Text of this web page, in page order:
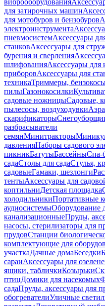
виброоборудования
для затирочных машин
для мотобуров и бензобуров
электроинструмента
пневмосистемАксессуары
станковАксессуары для
бурения и сверления
шлифованияАксессуары для
приборовАксессуары для
техникаТриммеры,
пилыГазонокосилки
садовые ножницыСадовые,
пылесосы, воздуходувки
скарификаторы
разбрасыватели
семянМинитракторы
давленияНаборы садового
пикникБатутыБассейныСпа-
садаСтолы для садаСтулья,
садовыеГамаки, шезлонги
тентыАксессуары для
коптильниДетская площадка
холодильникиПортативные
аудиосистемыОборудование
канализационныеПруды,
насосы, стерилизаторы для
прудовСтанции
комплектующие для
участкаДачные домаБеседки
сараиАксессуары для
ящики, табличкиКозырьки
птицДомики для насекомых
садаПруды, аксессуары для
обогревателиУличные